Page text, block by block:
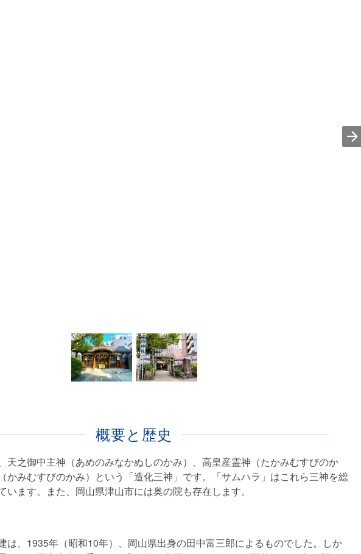
概要と歴史
天之御中主神（あめのみなかぬしのかみ）、高皇産霊神（たかみむすびのか
かみむすびのかみ）という「造化三神」です。「サムハラ」はこれら三神を総
います。また、岡山県津山市には奥の院も存在します。
は、1935年（昭和10年）、岡山県出身の田中富三郎によるものでした。しか